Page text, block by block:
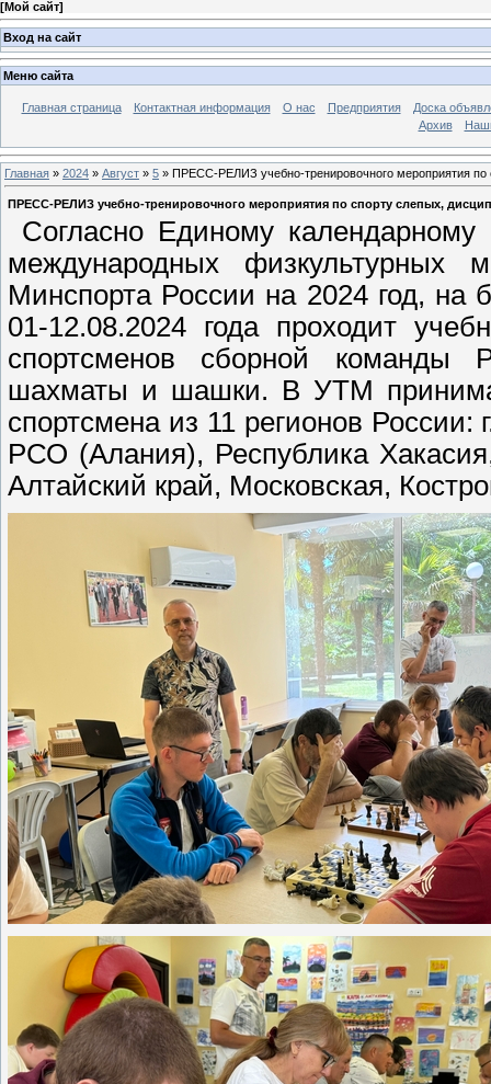
[Мой сайт]
Вход на сайт
Меню сайта
Главная страница Контактная информация О нас Предприятия
Доска
Архив
Главная » 2024 » Август » 5 » ПРЕСС-РЕЛИЗ учебно-тренировочного мероприятия
ПРЕСС-РЕЛИЗ учебно-тренировочного мероприятия по спорту слепых,
Согласно Единому
международных физкультурных
Минспорта России на 2024 год,
01-12.08.2024 года проходит
спортсменов сборной команды
шахматы и шашки. В УТМ
спортсмена из 11 регионов России:
РСО (Алания), Республика
Алтайский край, Московская,